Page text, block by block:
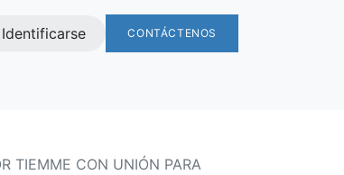
Identificarse CONTÁCTENOS
TIEMME CON UNIÓN PARA